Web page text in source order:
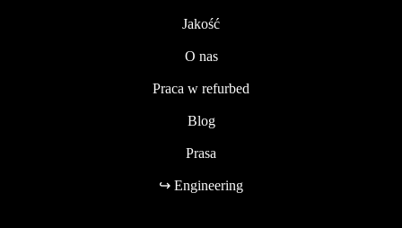
Jakość
O nas
Praca w refurbed
Blog
Prasa
↪ Engineering